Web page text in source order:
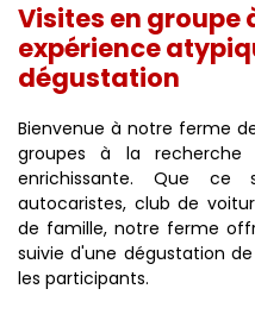
Visites en groupe
expérience
dégustation
Bienvenue à notre ferme
groupes à la recherche
enrichissante. Que ce
autocaristes, club de
de famille, notre ferme
suivie d'une dégustation
les participants.